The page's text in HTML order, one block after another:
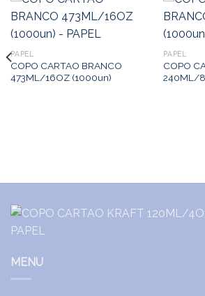
PAPEL
COPO CARTAO BRANCO
473ML/16OZ (1000un)
PAPEL
COPO
240ML/
MENU